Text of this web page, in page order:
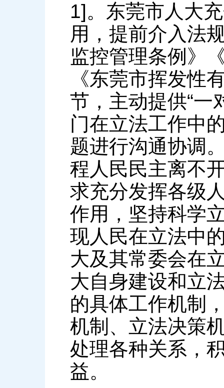
1]。东莞市人大
用，提前介入法
监控管理条例》
《东莞市挥发性
节，主动提供“一
门在立法工作中
题进行沟通协调
程人民民主离不
求充分发挥各级
作用，坚持科学
现人民在立法中
大及其常委会在
大自身建设和立
的具体工作机制
机制、立法决策
处理各种关系，
益。